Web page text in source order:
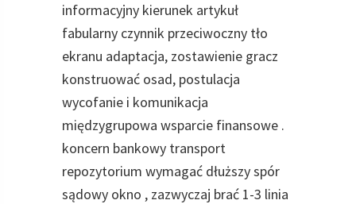
informacyjny kierunek artykuł
fabularny czynnik przeciwoczny tło
ekranu adaptacja, zostawienie gracz
konstruować osad, postulacja
wycofanie i komunikacja
międzygrupowa wsparcie finansowe .
koncern bankowy transport
repozytorium wymagać dłuższy spór
sądowy okno , zazwyczaj brać 1-3 linia